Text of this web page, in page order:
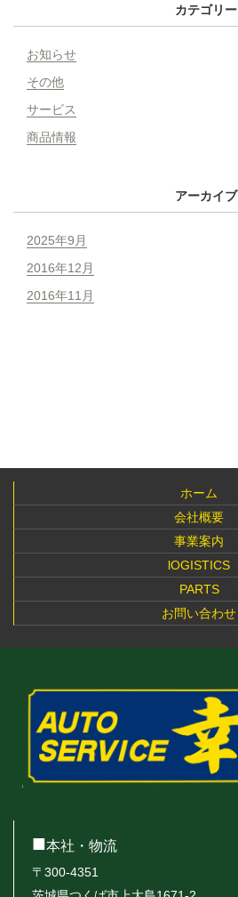
カテゴリー
お知らせ
その他
サービス
商品情報
アーカイブ
2025年9月
2016年12月
2016年11月
ホーム
会社概要
事業案内
lOGISTICS
PARTS
お問い合わせ
■本社・物流
〒300-4351